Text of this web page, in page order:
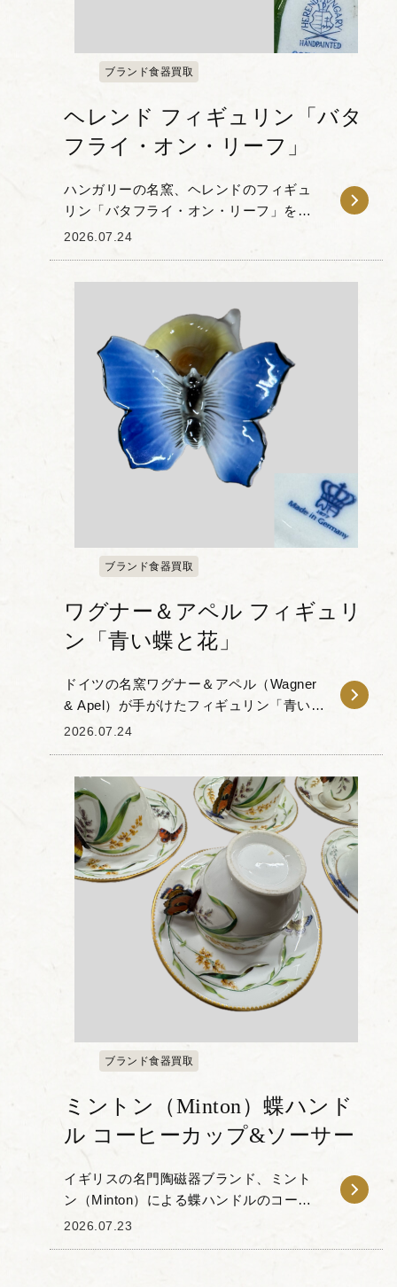
ブランド食器買取
ヘレンド フィギュリン「バタ
フライ・オン・リーフ」
ハンガリーの名窯、ヘレンドのフィギュ
リン「バタフライ・オン・リーフ」をお
譲りいただきました。 本作は、深緑の木
2026.07.24
ブランド食器買取
ワグナー＆アペル フィギュリ
ン「青い蝶と花」
ドイツの名窯ワグナー＆アペル（Wagner
& Apel）が手がけたフィギュリン「青い蝶
と花」をお譲りいただきました。 本作
2026.07.24
ブランド食器買取
ミントン（Minton）蝶ハンド
ル コーヒーカップ&ソーサー
イギリスの名門陶磁器ブランド、ミント
ン（Minton）による蝶ハンドルのコーヒ
ーカップ＆ソーサーをお譲りいただきま
2026.07.23